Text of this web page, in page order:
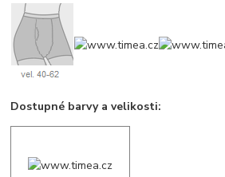
Dostupné barvy a velikosti: